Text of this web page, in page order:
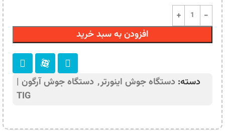
افزودن به سبد خرید
دسته: دستگاه جوش اینورتر, دستگاه جوش آرگون |
TIG